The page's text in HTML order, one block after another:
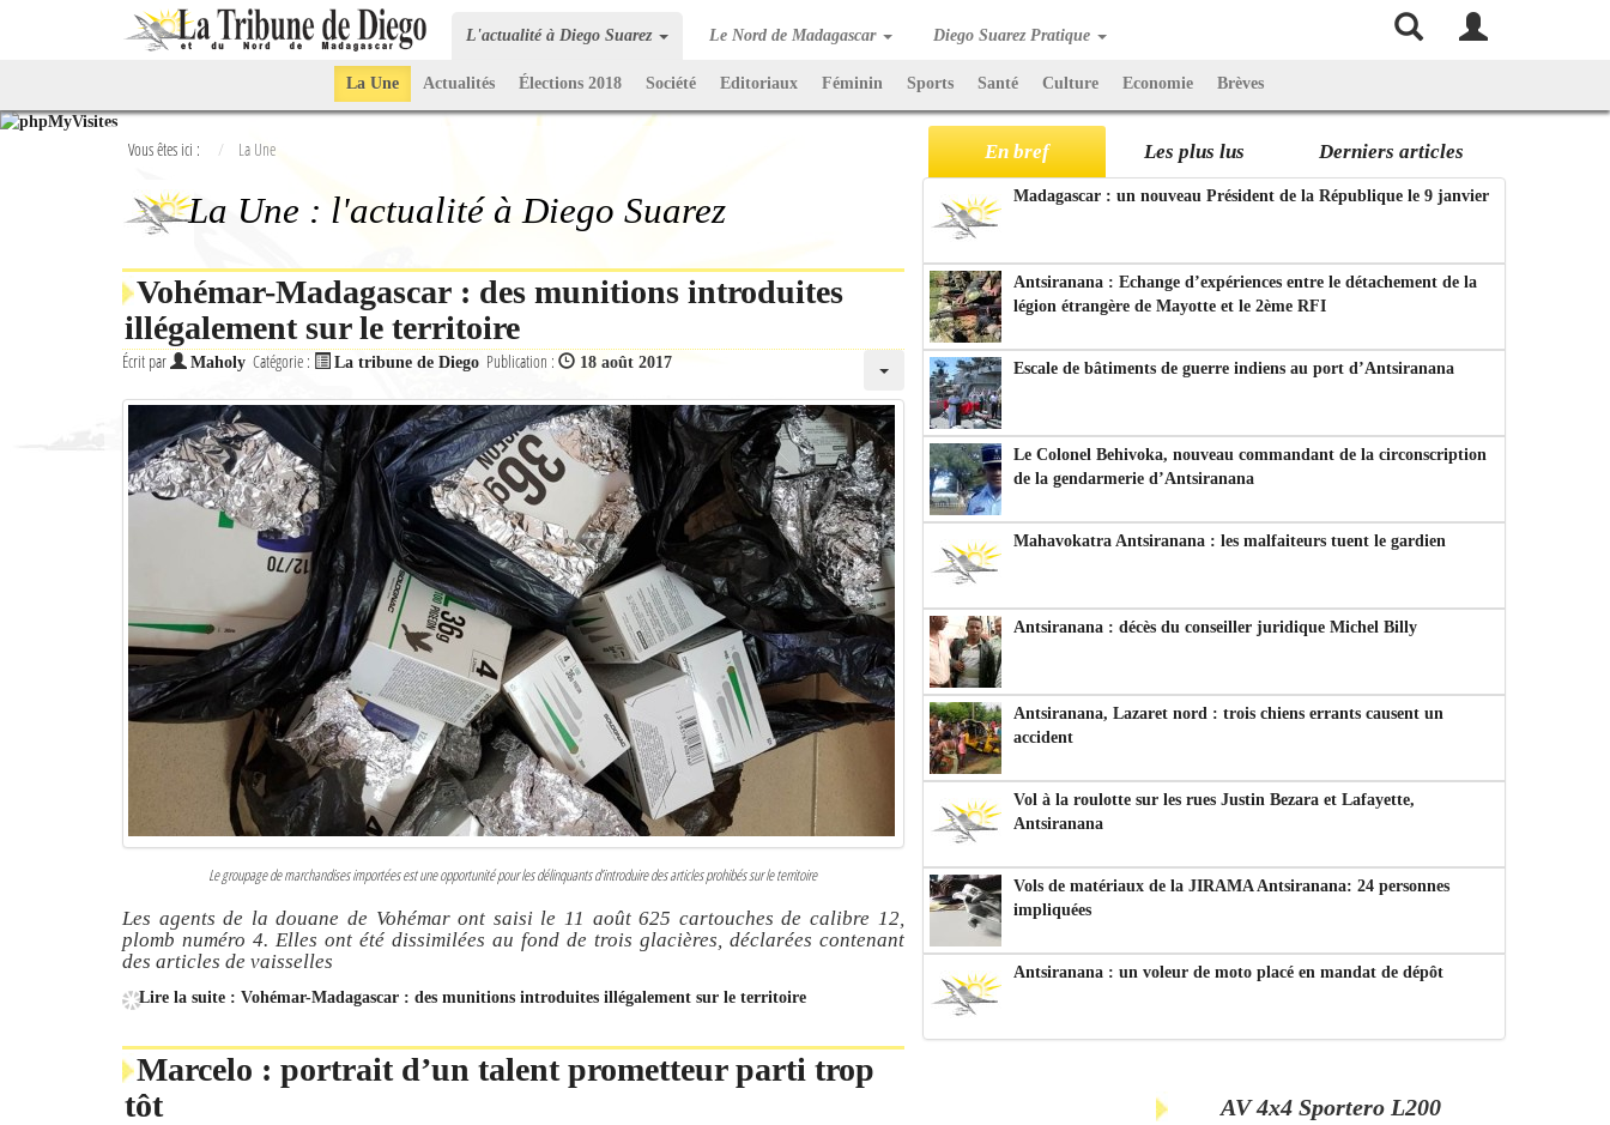
L'actualité à Diego Suarez Le Nord de Madagascar Diego Suarez Pratique
La Une Actualités Élections 2018 Société Editoriaux Féminin Sports Santé Culture Economie Brèves
Vous êtes ici : La Une
La Une : l'actualité à Diego Suarez
Vohémar-Madagascar : des munitions introduites
illégalement sur le territoire
Écrit par Maholy Catégorie : La tribune de Diego Publication : 18 août 2017
Le groupage de marchandises importées est une opportunité pour les délinquants d’introduire des articles prohibés sur le territoire
Les agents de la douane de Vohémar ont saisi le 11 août 625 cartouches de calibre 12,
plomb numéro 4. Elles ont été dissimilées au fond de trois glacières, déclarées contenant
des articles de vaisselles
Lire la suite : Vohémar-Madagascar : des munitions introduites illégalement sur le territoire
Marcelo : portrait d’un talent prometteur parti trop
tôt
En bref Les plus lus Derniers articles
Madagascar : un nouveau Président de la République le 9 janvier
Antsiranana : Echange d’expériences entre le détachement de la
légion étrangère de Mayotte et le 2ème RFI
Escale de bâtiments de guerre indiens au port d’Antsiranana
Le Colonel Behivoka, nouveau commandant de la circonscription
de la gendarmerie d’Antsiranana
Mahavokatra Antsiranana : les malfaiteurs tuent le gardien
Antsiranana : décès du conseiller juridique Michel Billy
Antsiranana, Lazaret nord : trois chiens errants causent un
accident
Vol à la roulotte sur les rues Justin Bezara et Lafayette,
Antsiranana
Vols de matériaux de la JIRAMA Antsiranana: 24 personnes
impliquées
Antsiranana : un voleur de moto placé en mandat de dépôt
AV 4x4 Sportero L200